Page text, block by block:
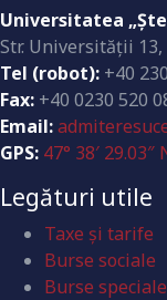
Universitatea
Str. Universităţii 13,
Tel (robot): +40
Fax: +40 0230 520
Email:
GPS: 47° 38′ 29.03″
Legături utile
Taxe și tarife
Burse sociale
Burse speciale